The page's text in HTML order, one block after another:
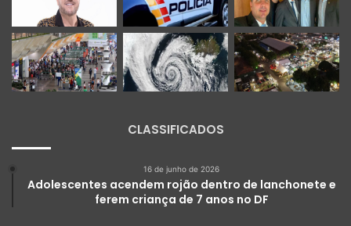
CLASSIFICADOS
16 de junho de 2026
Adolescentes acendem rojão dentro de lanchonete e
ferem criança de 7 anos no DF